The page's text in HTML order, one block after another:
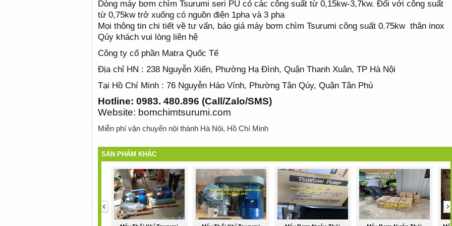
Dòng máy bơm chìm Tsurumi seri PU có các công suất từ 0,15kw-3,7kw. Đối với công suất
từ 0,75kw trở xuống có nguồn điện 1pha và 3 pha
Mọi thông tin chi tiết về tư vấn, báo giá máy bơm chìm Tsurumi công suất 0.75kw thân inox
Qúy khách vui lòng liên hệ
Công ty cổ phần Matra Quốc Tế
Địa chỉ HN : 238 Nguyễn Xiển, Phường Hạ Đình, Quận Thanh Xuân, TP Hà Nội
Tại Hồ Chí Minh: 76 Nguyễn Háo Vính, Phường Tân Qúy, Quận Tân Phú
Hotline: 0983. 480.896 (Call/Zalo/SMS)
Website: bomchimtsurumi.com
Miễn phí vận chuyển nội thành Hà Nội, Hồ Chí Minh
SẢN PHẨM KHÁC